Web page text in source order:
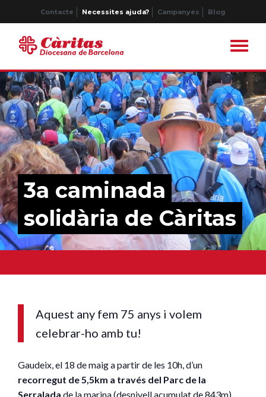
Contacte Necessites ajuda? Campanyes Blog
3a caminada
solidària de Càritas
Aquest any fem 75 anys i volem
celebrar-ho amb tu!
Gaudeix, el 18 de maig a partir de les 10h, d’un
recorregut de 5,5km a través del Parc de la
Serralada de la marina (desnivell acumulat de 843m).